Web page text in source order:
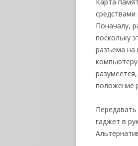
Поначалу,
поскольку
разъема на
положение
гаджет в